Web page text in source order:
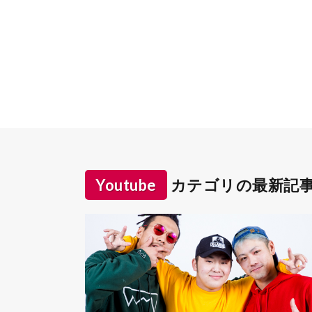
Youtube カテゴリの最新記